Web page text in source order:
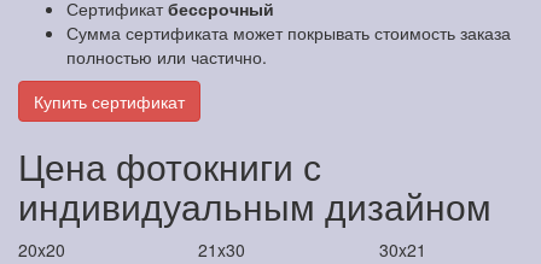
Сертификатбессрочный
Сумма сертификата может покрывать стоимость заказа
полностью или частично.
Купить сертификат
Цена фотокниги с
индивидуальным дизайном
20x20 21x30 30x21